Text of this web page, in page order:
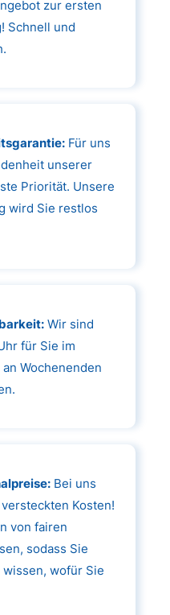
zur ersten
Schnell und
Für uns
unserer
Priorität. Unsere
wird Sie restlos
Wir sind
für Sie im
Wochenenden
Bei uns
Kosten!
von fairen
sodass Sie
wissen, wofür Sie